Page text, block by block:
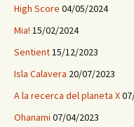
High Score 04/05/2024
Mia! 15/02/2024
Sentient15/12/2023
Isla Calavera 20/07/2023
A la recerca del planeta X
Ohanami 07/04/2023